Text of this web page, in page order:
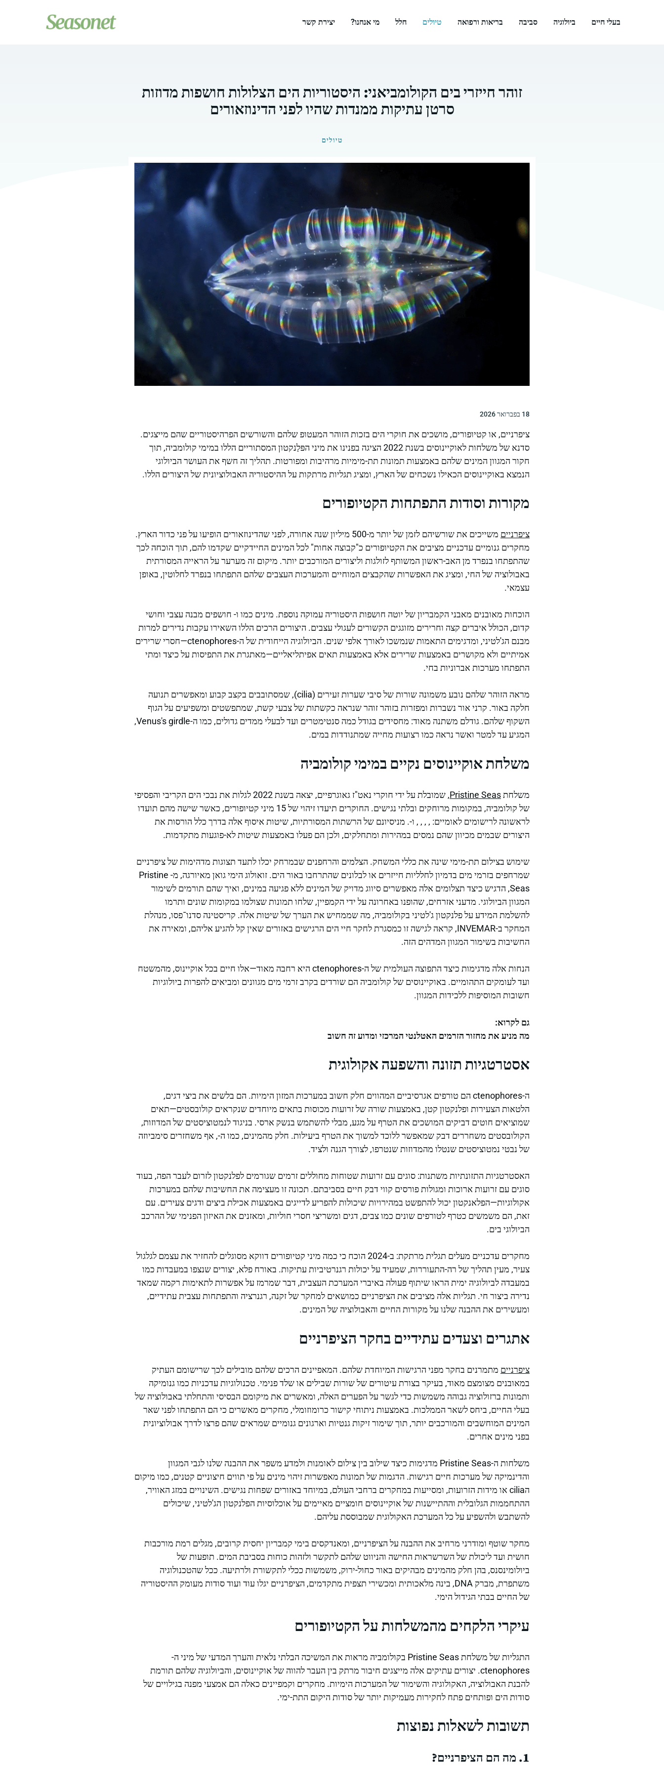
בעלי חיים ביולוגיה סביבה בריאות ורפואה טיולים חלל מי אנחנו? יצירת קשר
זוהר חייזרי בים הקולומביאני: היסטוריות הים הצלולות חושפות מדוזות
סרטן עתיקות ממנדות שהיו לפני הדינוזאורים
טיולים
18 בפברואר 2026
ציפרניים, או קטיופורים, מושכים את חוקרי הים בזכות הזוהר המעטופ שלהם והשורשים הפרהיסטוריים שהם מייצגים.
סדנא של משלחות לאוקיינוסים בשנת 2022 הציגה בפנינו את מיני הפּלַנקטון המסתוריים הללו במימי קולומביה, תוך
חקור המגוון המינים שלהם באמצעות תמונות תת-מימיות מרהיבות ומפורטות. תהליך זה חשף את העושר הביולוגי
הנמצא באוקיינוסים הכאילו נשכחים של הארץ, ומציג תגליות מרתקות על ההיסטוריה האבולוציונית של היצורים הללו.
מקורות וסודות התפתחות הקטיופורים
ציפרניים
משייכים את שורשיהם לזמן של יותר מ-500 מיליון שנה אחורה, לפני שהדינוזאורים הופיעו על פני כדור הארץ.
מחקרים גנומיים עדכניים מציבים את הקטיופורים כ"קבוצה אחות" לכל המינים החיידקיים שקדמו להם, תוך הוכחה לכך
שהתפתחו בנפרד מן האב-ראשון המשותף לזולגות וליצורים המורכבים יותר. מיקום זה מערער על הראייה המסורתית
באבולוציה של החי, ומציג את האפשרות שהקבצים המוחיים והמערכות העצבים שלהם התפתחו בנפרד לחלוטין, באופן
עצמאי.
הוכחות מאובנים מאבני הקמבריון של יוטה חושפות היסטוריה עמוקה נוספת. מינים כמו ו- חושפים מבנה עצבי וחושי
קדום, הכולל איברים קצה וחרירים מזוגגים הקשורים לעגולי עצבים. היצורים הרכים הללו השאירו עקבות נדירים למרות
מבנם הג'לטיני, ומדגימים התאמות שנמשכו לאורך אלפי שנים. הביולוגיה הייחודית של ה-ctenophores—חסרי שרירים
אמיתיים ולא מקושרים באמצעות שרירים אלא באמצעות תאים אפיתליאליים—מאתגרת את התפיסות על כיצד ומתי
התפתחו מערכות אברוניות בחי.
מראה הזוהר שלהם נובע משמונה שורות של סיבי שערות זעירים (cilia), שמסתובבים בקצב קבוע ומאפשרים תנועה
חלקה באור. קרני אור נשברות ומפזרות בזוהר זוהר שנראה כקשתות של צבעי קשת, שמתפשטים ומשפיעים על הגוף
השקוף שלהם. גודלם משתנה מאוד: מחסידים בגודל כמה סנטימטרים ועד לבעלי ממדים גדולים, כמו ה-Venus's girdle,
המגיע עד למטר ואשר נראה כמו רצועות מחייה שמתנודדות במים.
משלחת אוקיינוסים נקיים במימי קולומביה
משלחתPristine Seas
, שמובלת על ידי חוקרי נאט"ז גאוגרפיים, יצאה בשנת 2022 לגלות את נבכי הים הקריבי והפסיפי
של קולומביה, במקומות מרוחקים ובלתי נגישים. החוקרים תיעדו זיהוי של 15 מיני קטיופורים, כאשר שישה מהם תועדו
לראשונה לרישומים לאומיים: ,
,
,
, ו-. מניסיונם של הרשתות המסורתיות, שיטות איסוף אלה בדרך כלל הורסות את
היצורים שבמים מכיוון שהם נמסים במהירות ומתחלקים, ולכן הם פעלו באמצעות שיטות לא-פוגעות מתקדמות.
שימוש בצילום תת-מימי שינה את כללי המשחק. הצלמים והרחפנים שבמרחק יכלו לתעד תצוגות מדהימות של ציפרניים
שמרחפים בזרמי מים בדמיון לחלליות חייזרים או לבלונים שהתרחבו באור הים. זואולוג הימי גואן מאיורגה, מ- Pristine
Seas, הדגיש כיצד תצלומים אלה מאפשרים סיווג מדויק של המינים ללא פגיעה במינים, ואיך שהם תורמים לשימור
המגוון הביולוגי. מדעני אזרחים, שהופנו באחרונה על ידי הקמפיין, שלחו תמונות שצולמו במקומות שונים ותרמו
להשלמת המידע על פלנקטון ג'לטיני בקולומביה, מה שממחיש את הערך של שיטות אלה. קריסטינה סדנו־פסו, מנהלת
המחקר ב-INVEMAR, קראה לגישה זו כמסגרת לחקר חיי הים הרגישים באזורים שאין קל להגיע אליהם, ומאירה את
החשיבות בשימור המגוון המדהים הזה.
הנחות אלה מדגימות כיצד התפוצה העולמית של ה-ctenophores היא רחבה מאוד—אלו חיים בכל אוקיינוס, מהמשטח
ועד לעומקים התהומיים. באוקיינוסים של קולומביה הם שורדים בקרב זרמי מים מגוונים ומביאים להפרות ביולוגיות
חשובות המוסיפות ללכידות המגוון.
גם לקרוא:
מה מניע את מחזור הזרמים האטלנטי המרכזי ומדוע זה חשוב
אסטרטגיות תזונה והשפעה אקולוגית
ה-ctenophores הם טורפים אגרסיביים המהווים חלק חשוב במערכות המזון הימיות. הם בלשים את ביצי דגים,
הלטאות הצעירות ופלנקטון קטן, באמצעות שורה של זרועות מכוסות בתאים מיוחדים שנקראים קולובסטים—תאים
שמוציאים חוטים דביקים המושכים את הטרף על מגע, מבלי להשתמש בנשק ארסי. בניגוד לנמטוציסטים של המדוזות,
הקולובסטים משחררים דבק שמאפשר ללוכד למשוך את הטרף ביעילות. חלק מהמינים, כמו ה-, אף משחזרים סימביוזה
של נבטי נמטוציסטים שנטלו מהמדוזות שנטרפו, לצורך הגנה ולציד.
האסטרטגיות התזונתיות משתנות: סוגים עם זרועות שטוחות מחוללים זרמים שגורמים לפלנקטון לזרום לעבר הפה, בעוד
סוגים עם זרועות ארוכות ומגולות פורסים קווי דבק חיים בסביבתם. תכונה זו מעצימה את החשיבות שלהם במערכות
אקולוגיות—הפלאנקטון יכול להתפשט במהירויות שיכולות להפריע לדייגים באמצעות אכילת ביצים ודגים צעירים. עם
זאת, הם משמשים כטרף לטורפים שונים כמו צבים, דגים ומשריצי חסרי חוליות, ומאזנים את האיזון הפנימי של ההרכב
הביולוגי בים.
מחקרים עדכניים מעלים תגלית מרתקת: ב-2024 הוכח כי כמה מיני קטיופורים דווקא מסוגלים להחזיר את עצמם לגלגול
צעיר, מעין תהליך של רה-התעוררות, שמעיד על יכולות רגנרטיביות עתיקות. באורח פלא, יצורים שנצפו במעבדות כמו
במעבדה לביולוגיה ימית הראו שיתוף פעולה באיברי המערכת העצבית, דבר שמרמז על אפשרות לתאימות רקמה שמאד
נדירה ביצור חי. תגליות אלה מציבים את הציפרניים כמושאים למחקר של זקנה, רגנרציה והתפתחות עצבית עתידיים,
ומעשירים את ההבנה שלנו על מקורות החיים והאבולוציה של המינים.
אתגרים וצעדים עתידיים בחקר הציפרניים
ציפרניים מתמרנים בחקר מפני הרגישות המיוחדת שלהם. המאפיינים הרכים שלהם מובילים לכך שרישומם העתיק
במאובנים מצומצם מאוד, בעיקר בצורת עיטורים של שורות שבילים או שלד פנימי. טכנולוגיות עדכניות כמו גנומיקה
ותמונות ברזולוציה גבוהה משמשות כדי לגשר על הפערים האלה, ומאשרים את מיקומם הבסיסי והתחלתי באבולוציה של
בעלי החיים, ביחס לשאר הממלכות. באמצעות ניתוחי קישור כרומוזומלי, מחקרים מאשרים כי הם התפתחו לפני שאר
המינים המוחשבים והמורכבים יותר, תוך שימור זיקות גנטיות וארגונים גנומיים שמראים שהם פרצו לדרך אבולוציונית
בפני מינים אחרים.
משלחות ה-Pristine Seas מדגימות כיצד שילוב בין צילום לאומנות ולמדע משפר את ההבנה שלנו לגבי המגוון
והדינמיקה של מערכות חיים רגישות. הדגמות של תמונות מאפשרות זיהוי מינים על פי תווים חיצוניים קטנים, כמו מיקום
הcilia או מידות הזרועות, ומסייעות במחקרים ברחבי העולם, במיוחד באזורים שפחות נגישים. השינויים במזג האוויר,
ההתחממות הגלובלית וההתיישנות של אוקיינוסים חומציים מאיימים על אוכלוסיות הפלנקטון הג'לטיני, שיכולים
להשתבש ולהשפיע על כל המערכת האקולוגית שמבוססת עליהם.
מחקר שוטף ומודרני מרחיב את ההבנה על הציפרניים, ומאנדקסים בימי קמבריון יחסית קרובים, מגלים רמת מורכבות
חושית ועד ליכולת של השרשראות החישה והניווט שלהם לתקשר ולזהות כוחות בסביבת המים. תופעות של
ביולומינסנס, בהן חלק מהמינים מבהיקים באור כחול-ירוק, משמשות ככלי לתקשורת ולרתיעה. ככל שהטכנולוגיה
משתפרת, מברק DNA, בינה מלאכותית ומכשירי תצפית מתקדמים, הציפרניים יגלו עוד ועוד סודות מעומק ההיסטוריה
של החיים בבתי הגידול הימי.
עיקרי הלקחים מהמשלחות על הקטיופורים
התגליות של משלחת Pristine Seas בקולומביה מראות את המשיכה הבלתי נלאית והערך המדעי של מיני ה-
ctenophores. יצורים עתיקים אלה מייצגים חיבור מרתק בין העבר להווה של אוקיינוסים, והביולוגיה שלהם תורמת
להבנת האבולוציה, האקולוגיה והשימור של המערכות הימיות. מחקרים וקמפיינים כאלה הם אמצעי מפנה בגילויים של
סודות הים ופותחים פתח לחקירות מעמיקות יותר של סודות היקום התת-ימי.
תשובות לשאלות נפוצות
1. מה הם הציפרניים?